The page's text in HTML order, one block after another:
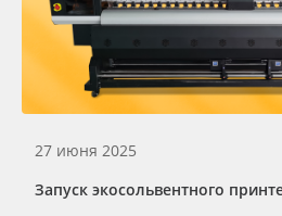
27 июня 2025
Запуск экосольвентного